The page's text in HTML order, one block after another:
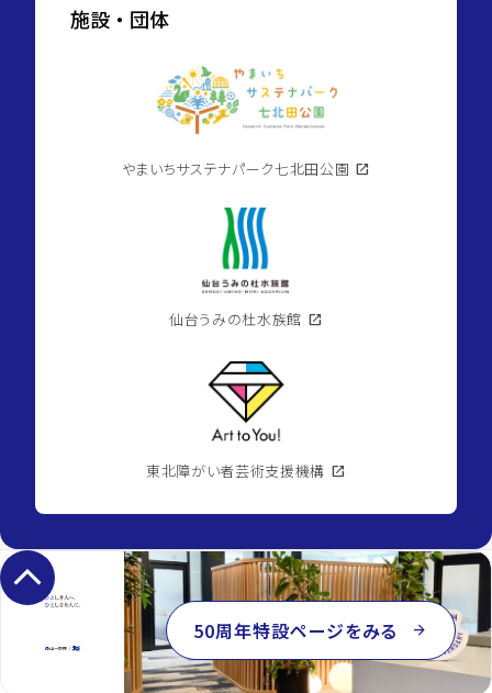
施設・団体
やまいちサステナパーク七北田公園 open_in_new
仙台うみの杜水族館 open_in_new
東北障がい者芸術支援機構 open_in_new
keyboard_arrow_up
50周年特設ページをみる arrow_forward